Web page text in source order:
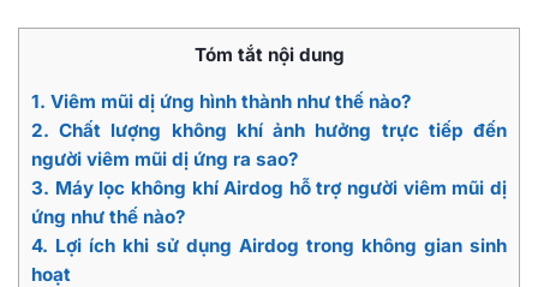
Tóm tắt nội dung
1. Viêm mũi dị ứng hình thành như thế nào?
2. Chất lượng không khí ảnh hưởng trực tiếp đến
người viêm mũi dị ứng ra sao?
3. Máy lọc không khí Airdog hỗ trợ người viêm mũi dị
ứng như thế nào?
4. Lợi ích khi sử dụng Airdog trong không gian sinh
hoạt